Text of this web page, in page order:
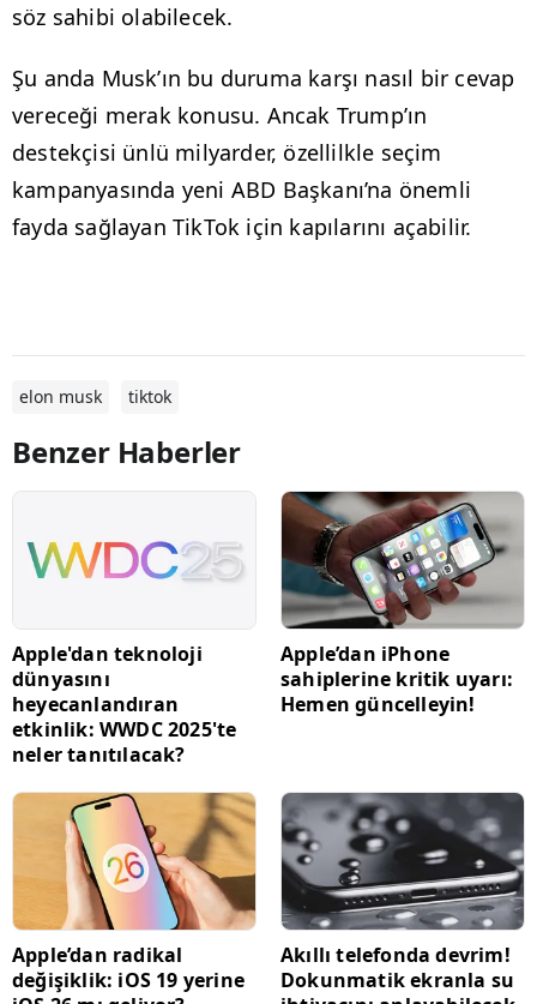
söz sahibi olabilecek.
Şu anda Musk’ın bu duruma karşı nasıl bir cevap
vereceği merak konusu. Ancak Trump’ın
destekçisi ünlü milyarder, özellilkle seçim
kampanyasında yeni ABD Başkanı’na önemli
fayda sağlayan TikTok için kapılarını açabilir.
elon musk tiktok
Benzer Haberler
Apple'dan teknoloji
dünyasını
heyecanlandıran
etkinlik: WWDC 2025'te
neler tanıtılacak?
Apple’dan iPhone
sahiplerine kritik uyarı:
Hemen güncelleyin!
Apple’dan radikal
değişiklik: iOS 19 yerine
Akıllı telefonda devrim!
Dokunmatik ekranla su